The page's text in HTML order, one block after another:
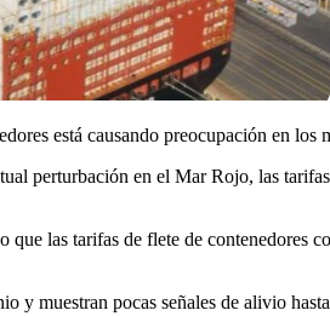
está causando preocupación en los
perturbación en el Mar Rojo, las
las tarifas de flete de
y muestran pocas señales de alivio